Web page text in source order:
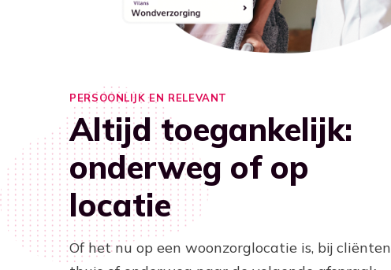
PERSOONLIJK EN RELEVANT
Altijd toegankelijk:
onderweg of op
locatie
Of het nu op een woonzorglocatie is, bij cliënten